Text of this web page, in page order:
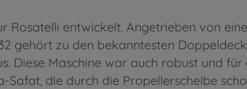
entwickelt. Angetrieben von
gehört zu den bekanntesten
Diese Maschine war auch robust und für
die durch die Propellerscheibe